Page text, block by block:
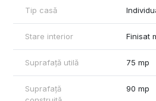
Locația este una excelentă, într-o
Casa rămâne mobilată ca în poze.
Pentru mai multe detalii sau pentru a
contactează-mă!
Ștefan Filip - Consultant Imobiliar
Tip casă
Stare interior Finisat
Suprafață utilă 75 mp
Suprafață
90 mp